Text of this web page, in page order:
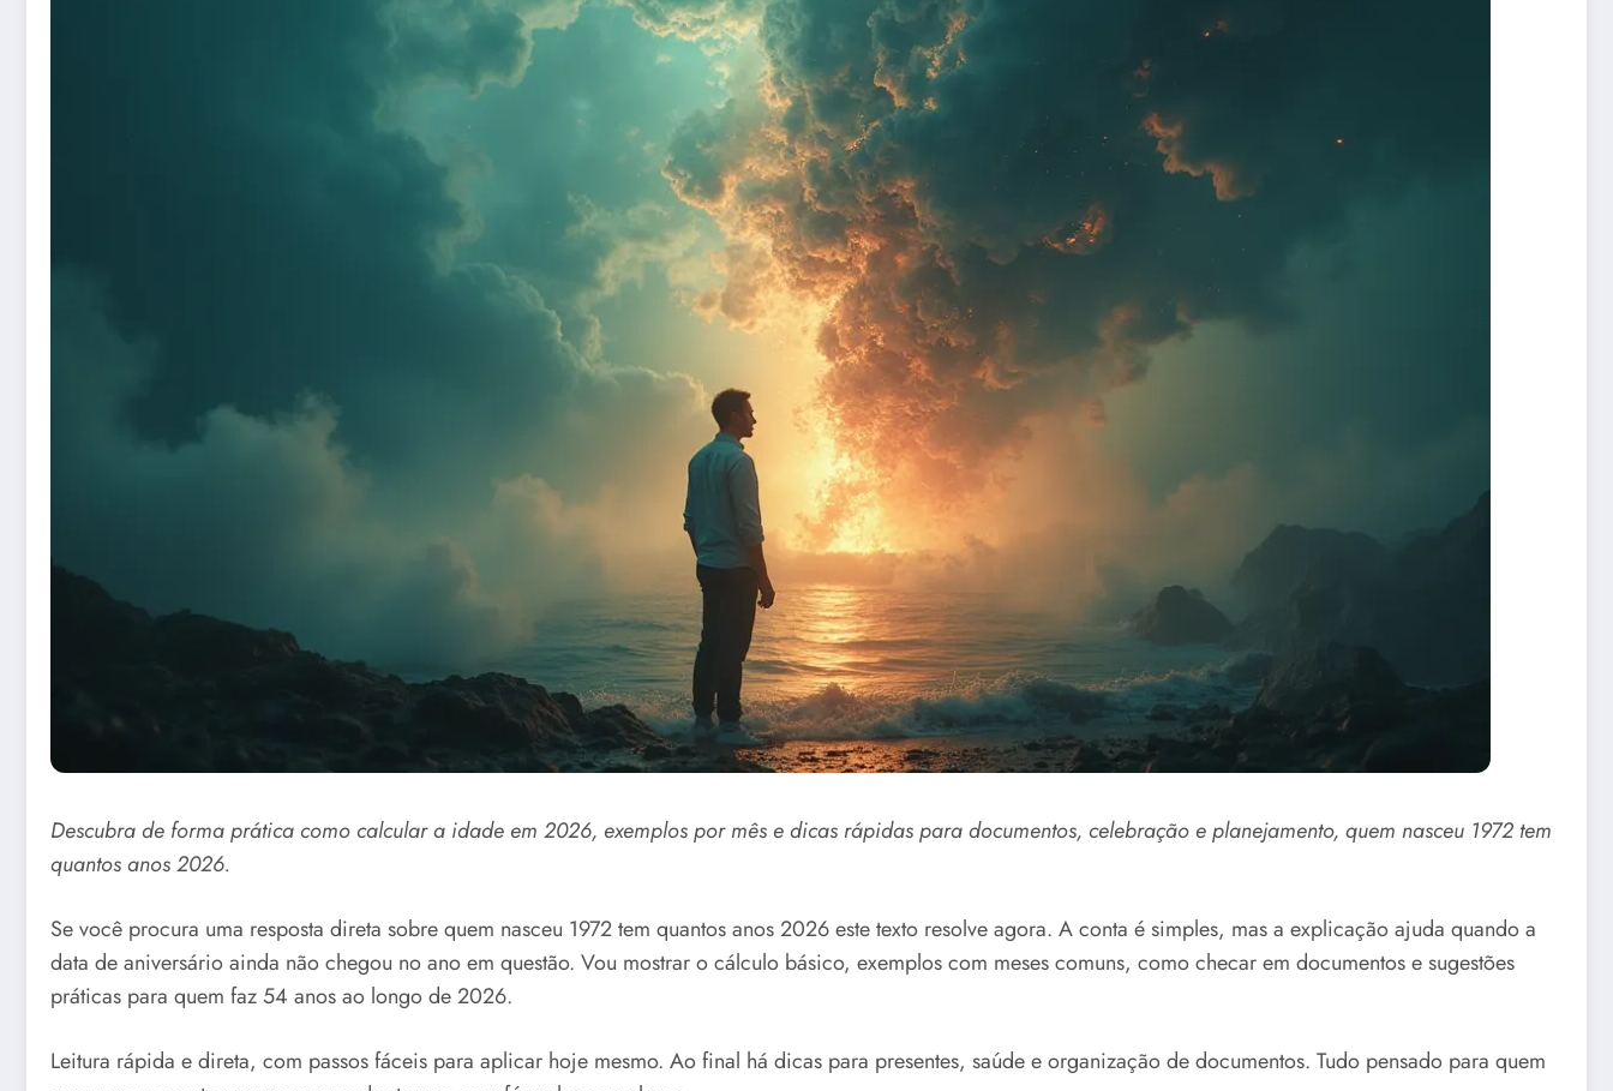
Descubra de forma prática como calcular a idade em 2026, exemplos por mês e dicas rápidas para documentos, celebração e planejamento, quem nasceu 1972 tem
quantos anos 2026.
Se você procura uma resposta direta sobre quem nasceu 1972 tem quantos anos 2026 este texto resolve agora. A conta é simples, mas a explicação ajuda quando a
data de aniversário ainda não chegou no ano em questão. Vou mostrar o cálculo básico, exemplos com meses comuns, como checar em documentos e sugestões
práticas para quem faz 54 anos ao longo de 2026.
Leitura rápida e direta, com passos fáceis para aplicar hoje mesmo. Ao final há dicas para presentes, saúde e organização de documentos. Tudo pensado para quem